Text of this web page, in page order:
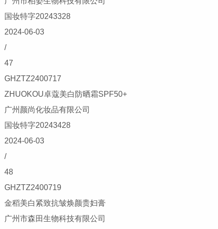
国妆特字20243328
2024-06-03
/
47
GHZTZ2400717
ZHUOKOU卓蔻美白防晒霜SPF50+
广州颜尚化妆品有限公司
国妆特字20243428
2024-06-03
/
48
GHZTZ2400719
金稻美白紧致抗皱焕颜贵妇膏
广州市森田生物科技有限公司